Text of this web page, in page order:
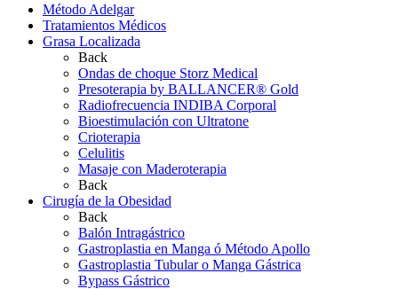
Método Adelgar
Tratamientos Médicos
Grasa Localizada
Back
Ondas de choque Storz Medical
Presoterapia by BALLANCER® Gold
Radiofrecuencia INDIBA Corporal
Bioestimulación con Ultratone
Crioterapia
Celulitis
Masaje con Maderoterapia
Back
Cirugía de la Obesidad
Back
Balón Intragástrico
Gastroplastia en Manga ó Método Apollo
Gastroplastia Tubular o Manga Gástrica
Bypass Gástrico